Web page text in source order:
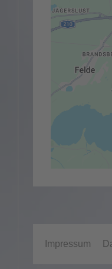
Impressum